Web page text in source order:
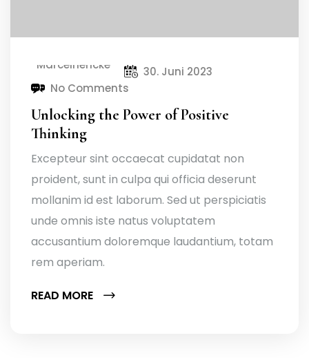
Marcelhencke
30. Juni 2023
No Comments
Unlocking the Power of Positive
Thinking
Excepteur sint occaecat cupidatat non
proident, sunt in culpa qui officia deserunt
mollanim id est laborum. Sed ut perspiciatis
unde omnis iste natus voluptatem
accusantium doloremque laudantium, totam
rem aperiam.
READ MORE